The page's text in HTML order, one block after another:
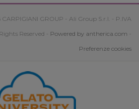
GROUP - Ali Group S.r.l. - P.IVA
Reserved - Powered by antherica.com -
Preferenze cookies